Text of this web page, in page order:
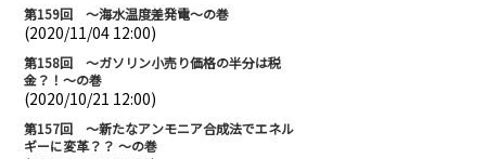
第159回 ～海水温度差発電～の巻
(2020/11/04 12:00)
第158回 ～ガソリン小売り価格の半分は税
金？！～の巻
(2020/10/21 12:00)
第157回 ～新たなアンモニア合成法でエネル
ギーに変革？？ ～の巻